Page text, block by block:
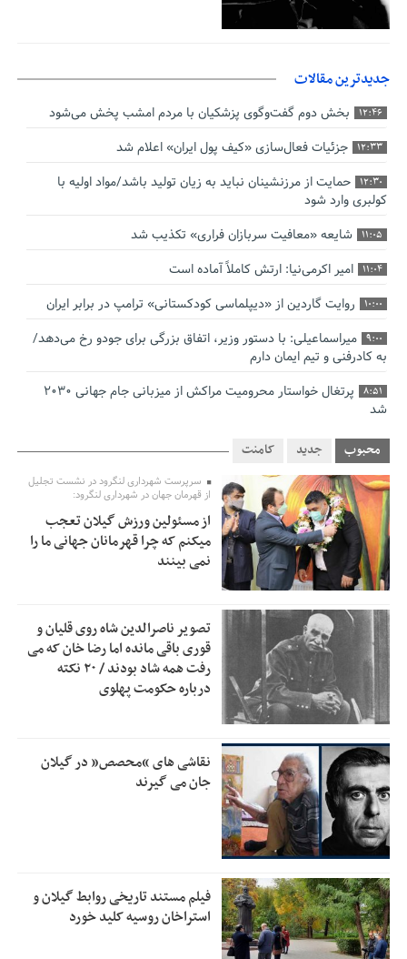
جدیدترین مقالات
12:46 بخش دوم گفت‌وگوی پزشکیان با مردم امشب پخش می‌شود
12:33 جزئیات فعال‌سازی «کیف پول ایران» اعلام شد
12:30
حمایت از مرزنشینان نباید به زیان تولید باشد/مواد اولیه با
کولبری وارد شود
11:05 شایعه «معافیت سربازان فراری» تکذیب شد
11:04 امیر اکرمی‌نیا: ارتش کاملاً آماده است
10:00 روایت گاردین از «دیپلماسی کودکستانی» ترامپ در برابر ایران
9:00
میراسماعیلی: با دستور وزیر، اتفاق بزرگی برای جودو رخ می‌دهد/
به کادرفنی و تیم ایمان دارم
8:51
پرتغال خواستار محرومیت مراکش از میزبانی جام جهانی ۲۰۳۰
شد
فریدون جیرانی: اکبر عبدی حیف شد
0:58
تسهیلات اشتغالزایی در اختیار نهادهای حمایتی باید براساس
اولویت‌های گیلان پرداخت شود
2:53
زمان جلسه سرنوشت‌ساز هیات رئیسه فدراسیون فوتبال با حضور
قلعه‌نویی مشخص شد
2:50
دفتر رهبر انقلاب: مطالب خارج از مراجع رسمی فاقد سندیت
2:46
بقائی: فضای مذاکرات فنی و سیاسی ایران و عمان درباره تنگه
هرمز، مثبت است
1:30
رئیس سازمان جهاد کشاورزی استان: کشاورزان گیلان نسبت به
دریافت یارانه کود اقدام کنند
1:00 تمدید مهلت اظهارنامه‌های مالیاتی سال ۱۴۰۴ تا پایان شهریورماه
محبوب جدید کامنت
سرپرست شهرداری لنگرود در نشست تجلیل
از قهرمان جهان در شهرداری لنگرود:
از مسئولین ورزش گیلان تعجب
میکنم که چرا قهرمانان جهانی ما را
نمی بینند
تصویر ناصرالدین شاه روی قلیان و
قوری باقی مانده اما رضا خان که می
رفت همه شاد بودند / ۲۰ نکته
درباره حکومت پهلوی
نقاشی های “محصص” در گیلان
جان می گیرند
فیلم مستند تاریخی روابط گیلان و
استراخان روسیه کلید خورد